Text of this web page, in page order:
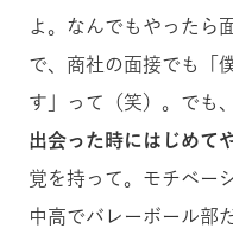
よ。なんでもやったら
で、商社の面接でも「
す」って（笑）。でも、
出会った時にはじめて
覚を持って。モチベー
中高でバレーボール部